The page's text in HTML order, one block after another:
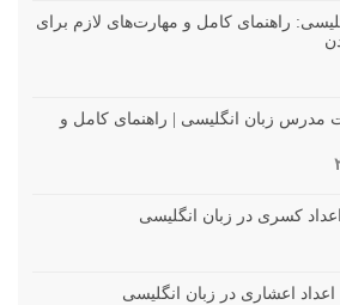
راهنمای کامل و مهارت‌های لازم برای
مدرس زبان انگلیسی | راهنمای کامل و
کسری در زبان انگلیسی
اعشاری در زبان انگلیسی